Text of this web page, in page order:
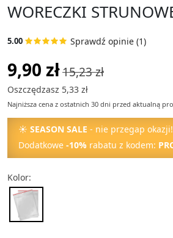
WORECZKI
5.00 Sprawdź opinie (1)
9,90 zł15,23 zł
Oszczędzasz 5,33 zł
Najniższa cena z ostatnich 30 dni przed aktualną
☀ SEASON SALE - nie przegap okazji!
Dodatkowe -10% rabatu z kodem:
Kolor: